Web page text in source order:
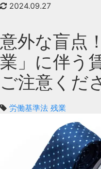
2024.09.27
意外な盲点
業」に伴う
ご注意くだ
労働基準法 残業